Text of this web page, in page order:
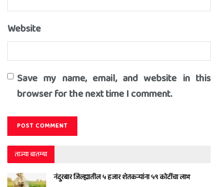
Website
Save my name, email, and website in this
browser for the next time I comment.
ताज्या बातम्या
नंदुरबार जिल्ह्यातील ५ हजार शेतकऱ्यांना ५९ कोटींचा लाभ